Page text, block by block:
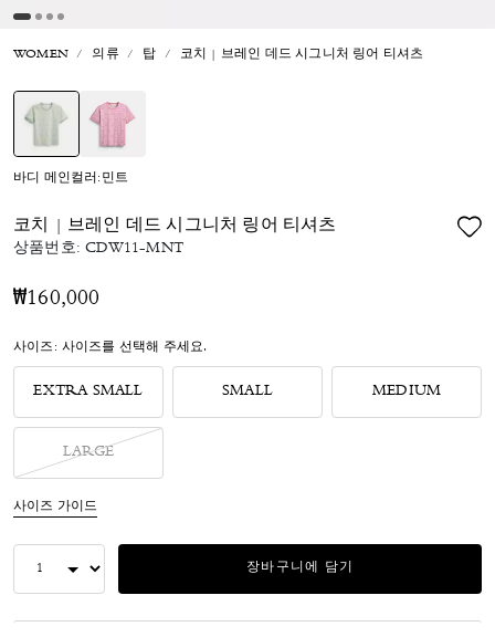
WOMEN 의류 탑 코치 | 브레인 데드 시그니처 링어 티셔츠
바디 메인컬러:민트
코치 | 브레인 데드 시그니처 링어 티셔츠
상품번호:CDW11-MNT
₩160,000
사이즈: 사이즈를 선택해 주세요.
EXTRA SMALL SMALL MEDIUM
LARGE
사이즈 가이드
장바구니에 담기